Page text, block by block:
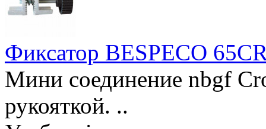
Фиксатор BESPECO
Мини соединение nbgf
рукояткой. ..